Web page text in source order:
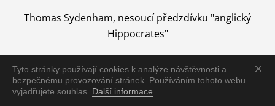
Tyto stránky používají cookies k analýze návštěvnosti a
bezpečnému provozování stránek. Používáním tohoto webu
vyjadřujete souhlas. Další informace
Thomas Sydenham, nesoucí předzdívku "anglický
Hippocrates"
Nemoc je vyléčena jen pomocí Přírody, neutralizací a